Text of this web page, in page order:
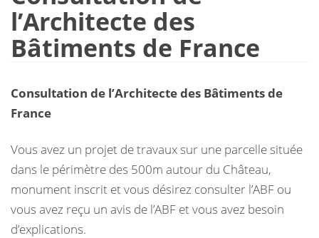
l’Architecte des
Bâtiments de France
Consultation de l’Architecte des Bâtiments de
France
Vous avez un projet de travaux sur une parcelle située
dans le périmètre des 500m autour du Château,
monument inscrit et vous désirez consulter l’ABF ou
vous avez reçu un avis de l’ABF et vous avez besoin
d’explications.